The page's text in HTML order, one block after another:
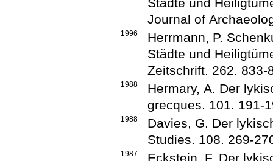
Journal of
1996 Herrmann, P.
Städte und
Zeitschrift. 262. 833-
1988 Hermary, A. Der
grecques. 101. 191-
1988 Davies, G. Der
Studies. 108. 269-
1987 Eckstein, F. Der